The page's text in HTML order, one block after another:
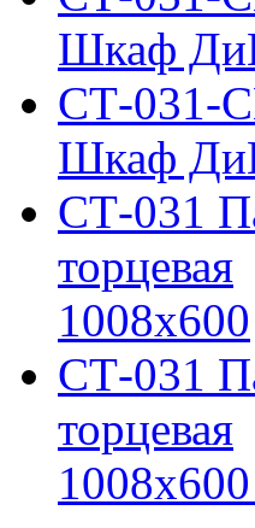
Шкаф
СТ-031-
Шкаф
СТ-031
торцевая
1008х600
СТ-031
торцевая